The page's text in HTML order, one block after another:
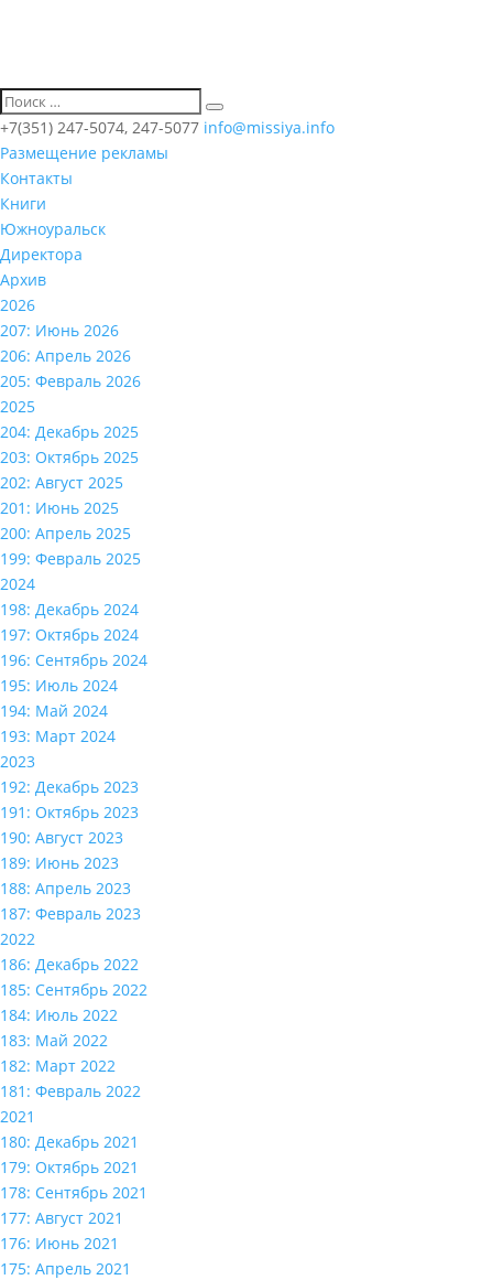
+7(351) 247-5074, 247-5077 info@missiya.info
Размещение рекламы
Контакты
Книги
Южноуральск
Директора
Архив
2026
207: Июнь 2026
206: Апрель 2026
205: Февраль 2026
2025
204: Декабрь 2025
203: Октябрь 2025
202: Август 2025
201: Июнь 2025
200: Апрель 2025
199: Февраль 2025
2024
198: Декабрь 2024
197: Октябрь 2024
196: Сентябрь 2024
195: Июль 2024
194: Май 2024
193: Март 2024
2023
192: Декабрь 2023
191: Октябрь 2023
190: Август 2023
189: Июнь 2023
188: Апрель 2023
187: Февраль 2023
2022
186: Декабрь 2022
185: Сентябрь 2022
184: Июль 2022
183: Май 2022
182: Март 2022
181: Февраль 2022
2021
180: Декабрь 2021
179: Октябрь 2021
178: Сентябрь 2021
177: Август 2021
176: Июнь 2021
175: Апрель 2021